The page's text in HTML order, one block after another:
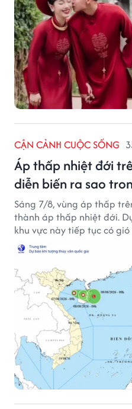
CẬN CẢNH CUỘC SỐNG
Áp thấp nhiệt đới
diễn biến ra sao
Sáng 7/8, vùng áp thấp
thành áp thấp nhiệt đới.
khu vực này tiếp tục có
nhiều nguy cơ đối với
biển.